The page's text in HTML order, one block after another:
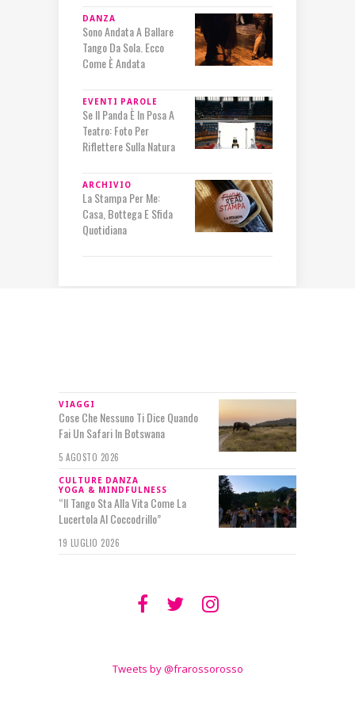
DANZA
Sono Andata A Ballare
Tango Da Sola. Ecco
Come È Andata
EVENTI PAROLE
Se Il Panda È In Posa A
Teatro: Foto Per
Riflettere Sulla Natura
ARCHIVIO
La Stampa Per Me:
Casa, Bottega E Sfida
Quotidiana
VIAGGI
Cose Che Nessuno Ti Dice Quando
Fai Un Safari In Botswana
5 AGOSTO 2026
CULTURE DANZA
YOGA & MINDFULNESS
“Il Tango Sta Alla Vita Come La
Lucertola Al Coccodrillo”
19 LUGLIO 2026
Tweets by @frarossorosso